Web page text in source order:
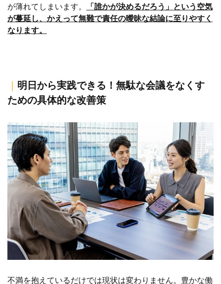
が薄れてしまいます。
「誰かが決めるだろう」という空気
が蔓延し、かえって無難で責任の曖昧な結論に至りやすく
なります。
明日から実践できる！無駄な会議をなくす
ための具体的な改善策
不満を抱えているだけでは現状は変わりません。豊かな働